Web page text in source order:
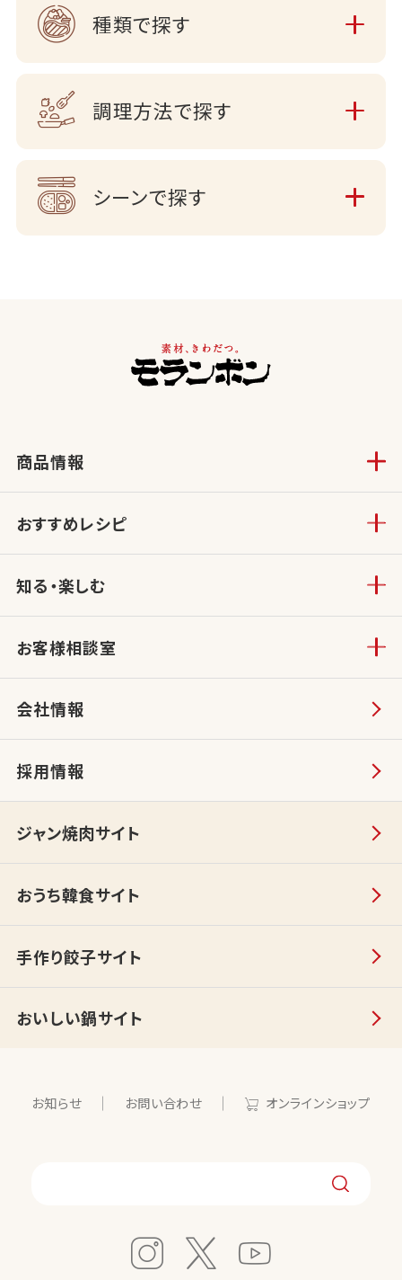
種類で探す
調理方法で探す
シーンで探す
商品情報
おすすめレシピ
知る・楽しむ
お客様相談室
会社情報
採用情報
ジャン焼肉サイト
おうち韓食サイト
手作り餃子サイト
おいしい鍋サイト
お知らせ お問い合わせ オンラインショップ